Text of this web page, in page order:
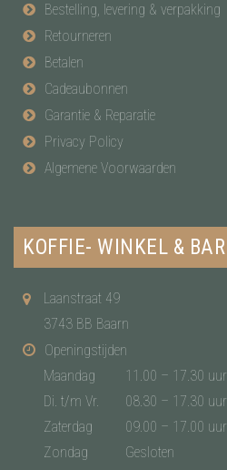
Bestelling, levering & verpakking
Retourneren
Betalen
Cadeaubonnen
Garantie & Reparatie
Privacy Policy
Algemene Voorwaarden
KOFFIE- WINKEL & BAR
Laanstraat 49
3743 BB Baarn
Openingstijden
Maandag
11.00 – 17.30 uur
Di. t/m Vr.
08.30 – 17.30 uur
Zaterdag
09.00 – 17.00 uur
Zondag
Gesloten